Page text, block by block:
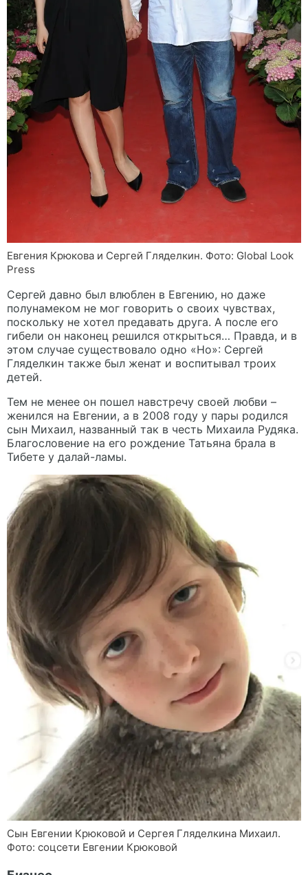
Евгения Крюкова и Сергей Гляделкин. Фото: Global Look
Press
Сергей давно был влюблен в Евгению, но даже
полунамеком не мог говорить о своих чувствах,
поскольку не хотел предавать друга. А после его
гибели он наконец решился открыться… Правда, и в
этом случае существовало одно «Но»: Сергей
Гляделкин также был женат и воспитывал троих
детей.
Тем не менее он пошел навстречу своей любви –
женился на Евгении, а в 2008 году у пары родился
сын Михаил, названный так в честь Михаила Рудяка.
Благословение на его рождение Татьяна брала в
Тибете у далай-ламы.
Сын Евгении Крюковой и Сергея Гляделкина Михаил.
Фото: соцсети Евгении Крюковой